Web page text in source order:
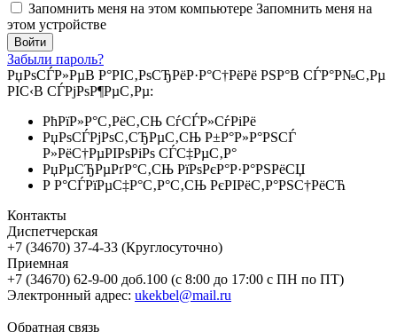
Запомнить меня на этом компьютере Запомнить меня на
этом устройстве
Забыли пароль?
РџРѕСЃР»РµВ Р°РІС‚РѕСЂРёР·Р°С†РёРё РЅР°В СЃР°Р№С‚Рµ
РІС‹В СЃРјРѕР¶РµС‚Рµ:
РћРїР»Р°С‚РёС‚СЊ СѓСЃР»СѓРіРё
РџРѕСЃРјРѕС‚СЂРµС‚СЊ Р±Р°Р»Р°РЅСЃ
Р»РёС†РµРІРѕРіРѕ СЃС‡РµС‚Р°
РџРµСЂРµРґР°С‚СЊ РїРѕРєР°Р·Р°РЅРёСЏ
Р Р°СЃРїРµС‡Р°С‚Р°С‚СЊ РєРІРёС‚Р°РЅС†РёСЋ
Контакты
Диспетчерская
+7 (34670) 37-4-33 (Круглосуточно)
Приемная
+7 (34670) 62-9-00 доб.100 (с 8:00 до 17:00 с ПН по ПТ)
Электронный адрес: ukekbel@mail.ru
Обратная связь